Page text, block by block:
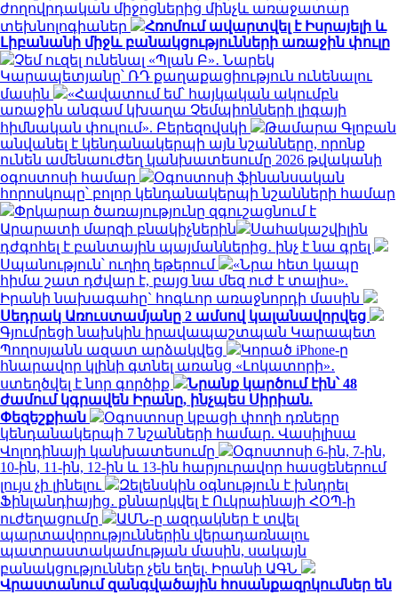
ժողովրդական միջոցներից մինչև առաջատար
տեխնոլոգիաներ
Հռոմում ավարտվել է Իսրայելի և
Լիբանանի միջև բանակցությունների առաջին փուլը
Չեմ ուզել ունենալ «Պլան Բ»․ Նարեկ
Կարապետյանը՝ ՌԴ քաղաքացիություն ունենալու
մասին
«Հավատում եմ՝ հայկական ակումբն
առաջին անգամ կխաղա Չեմպիոնների լիգայի
հիմնական փուլում». Բերեզովսկի
Թամարա Գլոբան
անվանել է կենդանակերպի այն նշանները, որոնք
ունեն ամենաուժեղ կանխատեսումը 2026 թվականի
օգոստոսի համար
Օգոստոսի ֆինանսական
հորոսկոպը՝ բոլոր կենդանակերպի նշանների համար
Փրկարար ծառայությունը զգուշացնում է
Արարատի մարզի բնակիչներին
Սահակաշվիլին
դժգոհել է բանտային պայմաններից․ ինչ է նա գրել
Սպանություն՝ ուղիղ եթերում
«Նրա հետ կապը
հիմա շատ դժվար է, բայց նա մեզ ուժ է տալիս».
Իրանի նախագահը` հոգևոր առաջնորդի մասին
Սեդրակ Առուստամյանը 2 ամսով կալանավորվեց
Գյումրեցի նախկին իրավապաշտպան Կարապետ
Պողոսյանն ազատ արձակվեց
Կորած iPhone-ը
հնարավոր կլինի գտնել առանց «Լոկատորի»․
ստեղծվել է նոր գործիք
Նրանք կարծում էին՝ 48
ժամում կգրավեն Իրանը, ինչպես Սիրիան.
Փեզեշքիան
Օգոստոսը կբացի փողի դռները
կենդանակերպի 7 նշանների համար. Վասիլիսա
Վոլոդինայի կանխատեսումը
Օգոստոսի 6-ին, 7-ին,
10-ին, 11-ին, 12-ին և 13-ին հարյուրավոր հասցեներում
լույս չի լինելու
Զելենսկին օգնություն է խնդրել
Ֆինլանդիայից․ քննարկվել է Ուկրաինայի ՀՕՊ-ի
ուժեղացումը
ԱՄՆ-ը ազդակներ է տվել
պարտավորություններին վերադառնալու
պատրաստակամության մասին, սակայն
բանակցություններ չեն եղել. Իրանի ԱԳՆ
Վրաստանում զանգվածային հոսանքազրկումներ են